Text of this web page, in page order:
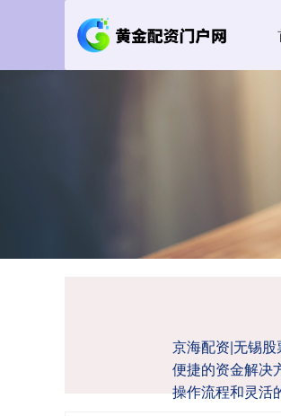
京海配资|无锡
便捷的资金解决
操作流程和灵活